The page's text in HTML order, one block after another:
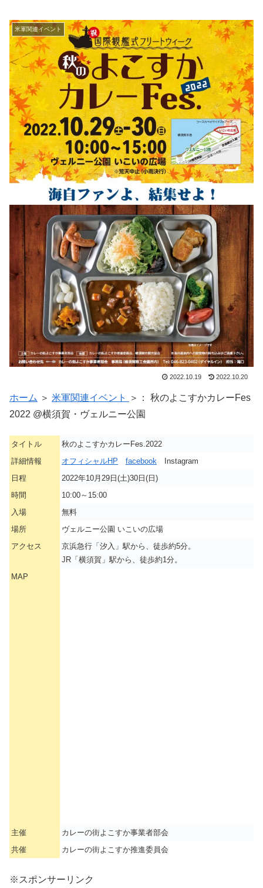
米軍関連イベント
2022.10.19 2022.10.20
ホーム ＞ 米軍関連イベント
＞： 秋のよこすかカレーFes
2022 @横須賀・ヴェルニー公園
タイトル
秋のよこすかカレーFes.2022
詳細情報
オフィシャルHP facebook Instagram
日程
2022年10月29日(土)30日(日)
時間
10:00～15:00
入場
無料
場所
ヴェルニー公園 いこいの広場
アクセス
京浜急行「汐入」駅から、徒歩約5分。
JR「横須賀」駅から、徒歩約1分。
MAP
主催
カレーの街よこすか事業者部会
共催
カレーの街よこすか推進委員会
※スポンサーリンク